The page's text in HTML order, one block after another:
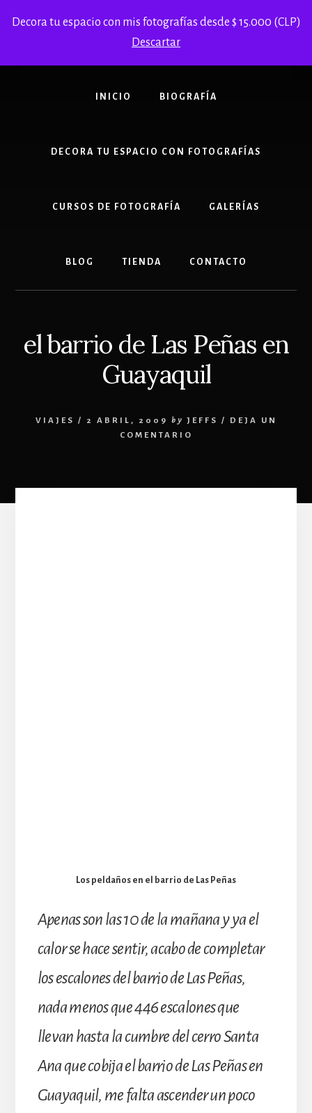
Decora tu espacio con mis fotografías desde $ 15.000 (CLP)
Descartar
INICIO BIOGRAFÍA
DECORA TU ESPACIO CON FOTOGRAFÍAS
CURSOS DE FOTOGRAFÍA GALERÍAS
BLOG TIENDA CONTACTO
el barrio de Las Peñas en
Guayaquil
VIAJES / 2 ABRIL, 2009 by JEFFS /
DEJA UN
COMENTARIO
Los peldaños en el barrio de Las Peñas
Apenas son las 10 de la mañana y ya el
calor se hace sentir, acabo de completar
los escalones del barrio de Las Peñas,
nada menos que 446 escalones que
llevan hasta la cumbre del cerro Santa
Ana que cobija el barrio de Las Peñas en
Guayaquil, me falta ascender un poco